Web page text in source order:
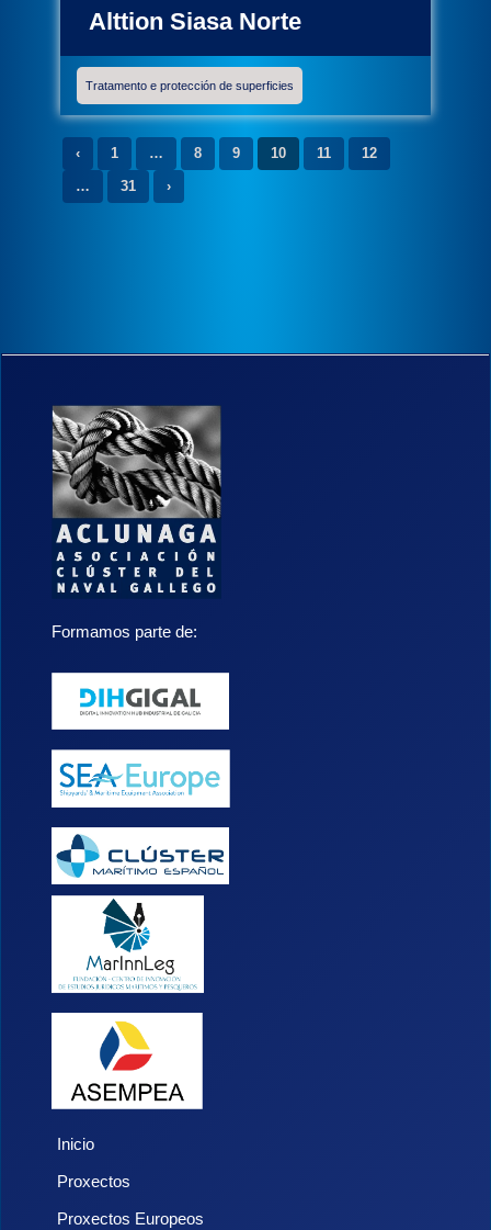
Alttion Siasa Norte
Tratamento e protección de superficies
‹ 1 … 8 9 10 11
12
…
31 ›
Formamos parte de:
Inicio
Proxectos
Proxectos Europeos